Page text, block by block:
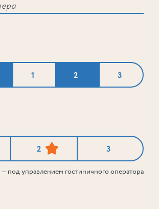
1 2 3
2 3
— под управлением гостиничного оператора
ни одного лота